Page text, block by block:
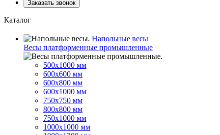
Заказать звонок
Каталог
Напольные весы
Весы платформенные промышленные
500x1000 мм
600x600 мм
600x800 мм
600x1000 мм
750x750 мм
800x800 мм
750x1000 мм
1000x1000 мм